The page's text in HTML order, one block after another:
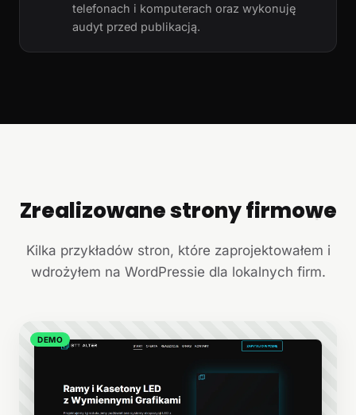
telefonach i komputerach oraz wykonuję
audyt przed publikacją.
+
Zrealizowane strony firmowe
Kilka przykładów stron, które zaprojektowałem i
wdrożyłem na WordPressie dla lokalnych firm.
DEMO